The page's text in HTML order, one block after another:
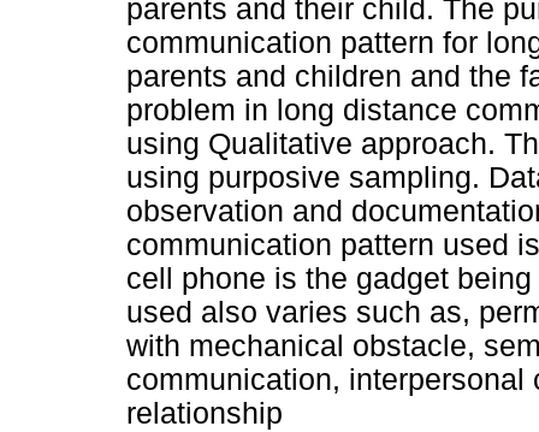
parents and their child. The
communication pattern for
parents and children and the
problem in long distance
using Qualitative approach.
using purposive sampling.
observation and
communication pattern used
cell phone is the gadget
used also varies such as,
with mechanical obstacle,
communication,
relationship